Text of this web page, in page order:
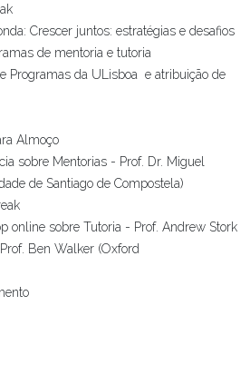
Crescer juntos: estratégias e desafios
de mentoria e tutoria
Programas da ULisboa e atribuição de
Almoço
sobre Mentorias - Prof. Dr. Miguel
de Santiago de Compostela)
online sobre Tutoria - Prof. Andrew Stork
& Prof. Ben Walker (Oxford